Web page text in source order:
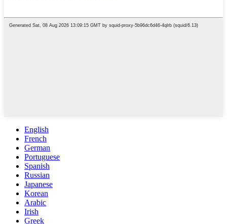
English
French
German
Portuguese
Spanish
Russian
Japanese
Korean
Arabic
Irish
Greek